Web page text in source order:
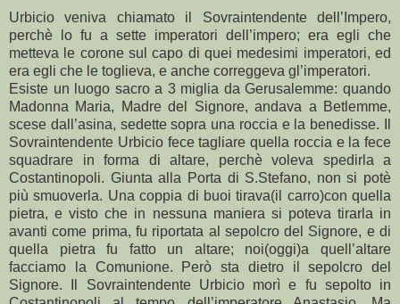
Urbicio veniva chiamato il Sovraintendente dell’Impero,
perchè lo fu a sette imperatori dell’impero; era egli che
metteva le corone sul capo di quei medesimi imperatori, ed
era egli che le toglieva, e anche correggeva gl’imperatori.
Esiste un luogo sacro a 3 miglia da Gerusalemme: quando
Madonna Maria, Madre del Signore, andava a Betlemme,
scese dall’asina, sedette sopra una roccia e la benedisse. Il
Sovraintendente Urbicio fece tagliare quella roccia e la fece
squadrare in forma di altare, perchè voleva spedirla a
Costantinopoli. Giunta alla Porta di S.Stefano, non si potè
più smuoverla. Una coppia di buoi tirava(il carro)con quella
pietra, e visto che in nessuna maniera si poteva tirarla in
avanti come prima, fu riportata al sepolcro del Signore, e di
quella pietra fu fatto un altare; noi(oggi)a quell’altare
facciamo la Comunione. Però sta dietro il sepolcro del
Signore. Il Sovraintendente Urbicio morì e fu sepolto in